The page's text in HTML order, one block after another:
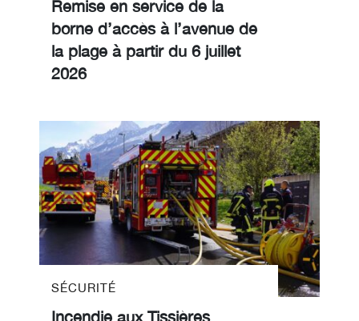
Remise en service de la
borne d’accès à l’avenue de
la plage à partir du 6 juillet
2026
SÉCURITÉ
Incendie aux Tissières